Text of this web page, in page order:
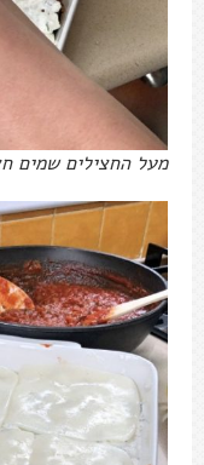
מעל החצילים שמים